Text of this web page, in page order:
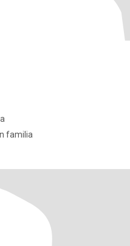
familia